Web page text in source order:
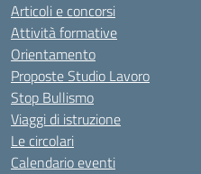
Articoli e concorsi
Attività formative
Orientamento
Proposte Studio Lavoro
Stop Bullismo
Viaggi di istruzione
Le circolari
Calendario eventi